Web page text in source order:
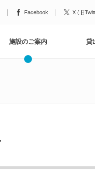
Facebook X (旧
施設のご案内 貸